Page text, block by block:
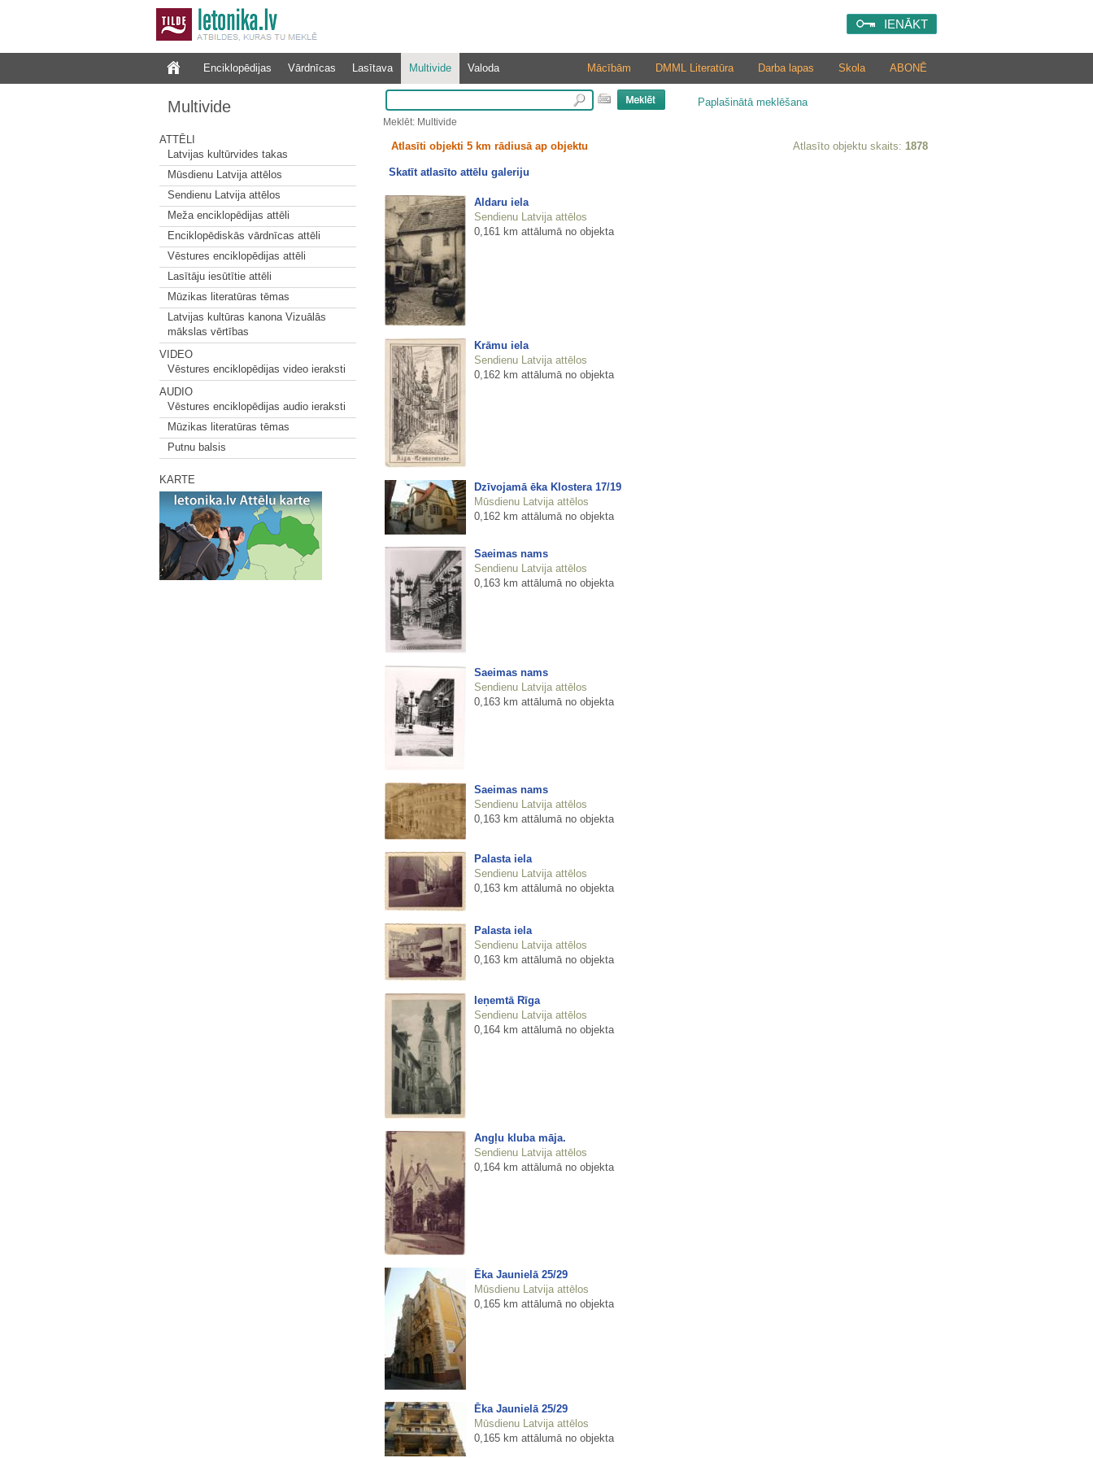
IENĀKT
Enciklopēdijas Vārdnīcas Lasītava Multivide Valoda ABONĒ
Skola
Darba lapas
DMML Literatūra
Mācībām
Multivide
ATTĒLI
Latvijas kultūrvides takas
Mūsdienu Latvija attēlos
Sendienu Latvija attēlos
Meža enciklopēdijas attēli
Enciklopēdiskās vārdnīcas attēli
Vēstures enciklopēdijas attēli
Lasītāju iesūtītie attēli
Mūzikas literatūras tēmas
Latvijas kultūras kanona Vizuālās
mākslas vērtības
VIDEO
Vēstures enciklopēdijas video ieraksti
AUDIO
Vēstures enciklopēdijas audio ieraksti
Mūzikas literatūras tēmas
Putnu balsis
KARTE
Paplašinātā meklēšana
Meklēt: Multivide
Atlasīti objekti 5 km rādiusā ap objektu Atlasīto objektu skaits: 1878
Skatīt atlasīto attēlu galeriju
Aldaru iela
Sendienu Latvija attēlos
0,161 km attālumā no objekta
Krāmu iela
Sendienu Latvija attēlos
0,162 km attālumā no objekta
Dzīvojamā ēka Klostera 17/19
Mūsdienu Latvija attēlos
0,162 km attālumā no objekta
Saeimas nams
Sendienu Latvija attēlos
0,163 km attālumā no objekta
Saeimas nams
Sendienu Latvija attēlos
0,163 km attālumā no objekta
Saeimas nams
Sendienu Latvija attēlos
0,163 km attālumā no objekta
Palasta iela
Sendienu Latvija attēlos
0,163 km attālumā no objekta
Palasta iela
Sendienu Latvija attēlos
0,163 km attālumā no objekta
Ieņemtā Rīga
Sendienu Latvija attēlos
0,164 km attālumā no objekta
Angļu kluba māja.
Sendienu Latvija attēlos
0,164 km attālumā no objekta
Ēka Jaunielā 25/29
Mūsdienu Latvija attēlos
0,165 km attālumā no objekta
Ēka Jaunielā 25/29
Mūsdienu Latvija attēlos
0,165 km attālumā no objekta